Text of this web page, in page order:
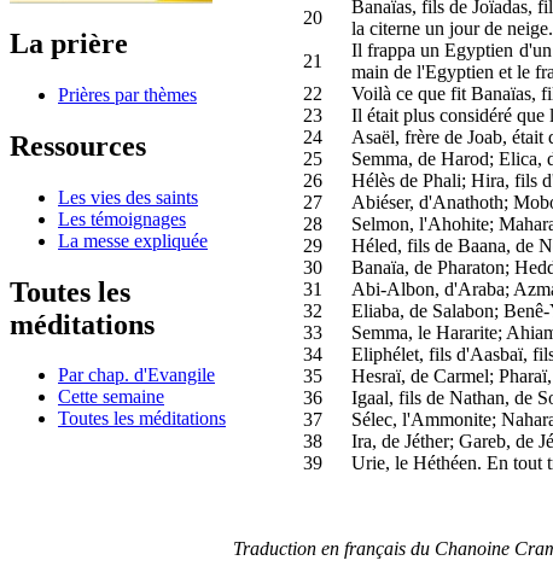
La prière
Prières par thèmes
Ressources
Les vies des saints
Les témoignages
La messe expliquée
Toutes les
méditations
Par chap. d'Evangile
Cette semaine
Toutes les méditations
20
Banaïas, fils de Joïadas,
la citerne un jour de neige.
21
Il frappa un Egyptien
main de l'Egyptien et le
22
Voilà ce que fit Banaïas,
23
Il était plus considéré que
24
Asaël, frère de Joab,
25
Semma, de Harod; Elica,
26
Hélès de Phali; Hira, fils
27
Abiéser, d'Anathoth;
28
Selmon, l'Ahohite;
29
Héled, fils de Baana, de
30
Banaïa, de Pharaton;
31
Abi-Albon, d'Araba;
32
Eliaba, de Salabon; Benê-
33
Semma, le Hararite;
34
Eliphélet, fils d'Aasbaï,
35
Hesraï, de Carmel;
36
Igaal, fils de Nathan, de
37
Sélec, l'Ammonite;
38
Ira, de Jéther; Gareb, de
39
Urie, le Héthéen. En tout
Traduction en français du Chanoine